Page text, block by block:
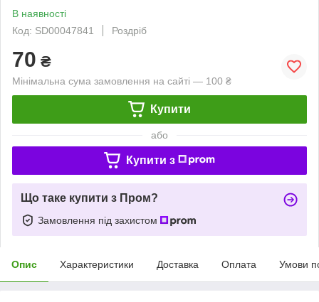
В наявності
Код: SD00047841
Роздріб
70 ₴
Мінімальна сума замовлення на сайті — 100 ₴
Купити
або
Купити з
Що таке купити з Пром?
Замовлення під захистом
Опис Характеристики Доставка Оплата Умови